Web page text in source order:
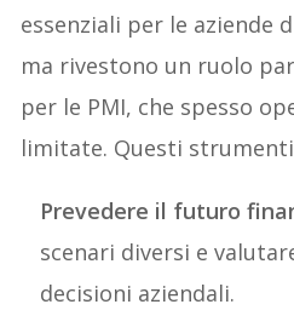
essenziali per le aziende
ma rivestono un ruolo
per le PMI, che spesso
limitate. Questi
Prevedere il futuro
scenari diversi e
decisioni aziendali.